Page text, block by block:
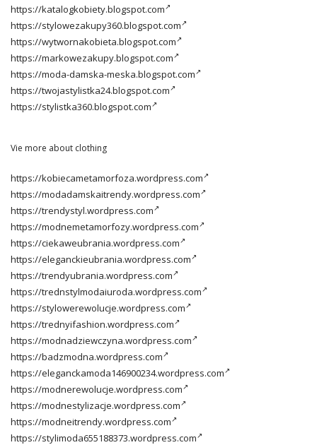
https://katalogkobiety.blogspot.com
https://stylowezakupy360.blogspot.com
https://wytwornakobieta.blogspot.com
https://markowezakupy.blogspot.com
https://moda-damska-meska.blogspot.com
https://twojastylistka24.blogspot.com
https://stylistka360.blogspot.com
Vie more about clothing
https://kobiecametamorfoza.wordpress.com
https://modadamskaitrendy.wordpress.com
https://trendystyl.wordpress.com
https://modnemetamorfozy.wordpress.com
https://ciekaweubrania.wordpress.com
https://eleganckieubrania.wordpress.com
https://trendyubrania.wordpress.com
https://trednstylmodaiuroda.wordpress.com
https://stylowerewolucje.wordpress.com
https://trednyifashion.wordpress.com
https://modnadziewczyna.wordpress.com
https://badzmodna.wordpress.com
https://eleganckamoda146900234.wordpress.com
https://modnerewolucje.wordpress.com
https://modnestylizacje.wordpress.com
https://modneitrendy.wordpress.com
https://stylimoda655188373.wordpress.com